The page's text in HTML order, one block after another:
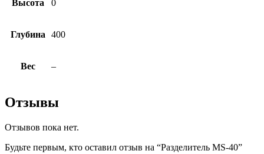
Высота 0
Глубина 400
Вес –
Отзывы
Отзывов пока нет.
Будьте первым, кто оставил отзыв на “Разделитель MS-40”